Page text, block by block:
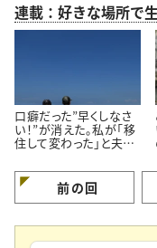
連載：好きな場所で
口癖だった”早くしなさ
い！”が消えた。私が「移
住して変わった」と夫か
で＃私たちの移住ストー
リー 前の回